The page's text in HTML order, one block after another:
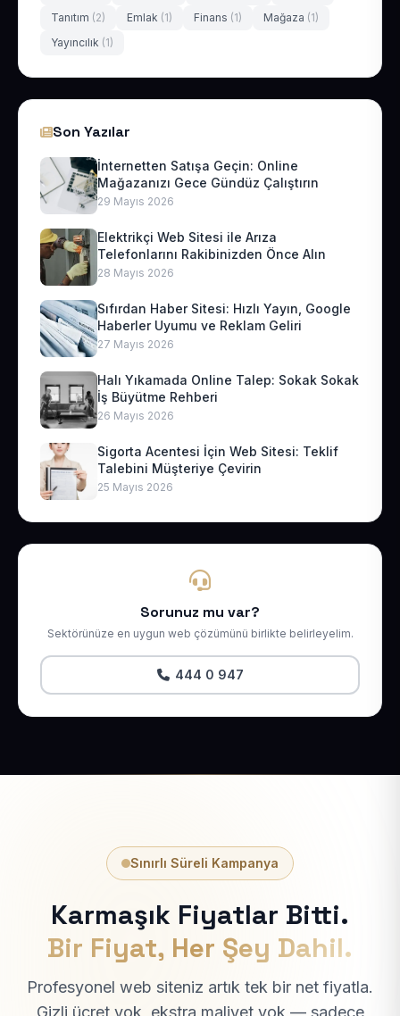
Tanıtım (2) Emlak (1) Finans (1) Mağaza (1)
Yayıncılık (1)
Son Yazılar
İnternetten Satışa Geçin: Online
Mağazanızı Gece Gündüz Çalıştırın
29 Mayıs 2026
Elektrikçi Web Sitesi ile Arıza
Telefonlarını Rakibinizden Önce Alın
28 Mayıs 2026
Sıfırdan Haber Sitesi: Hızlı Yayın, Google
Haberler Uyumu ve Reklam Geliri
27 Mayıs 2026
Halı Yıkamada Online Talep: Sokak Sokak
İş Büyütme Rehberi
26 Mayıs 2026
Sigorta Acentesi İçin Web Sitesi: Teklif
Talebini Müşteriye Çevirin
25 Mayıs 2026
Sorunuz mu var?
Sektörünüze en uygun web çözümünü birlikte belirleyelim.
444 0 947
Sınırlı Süreli Kampanya
Karmaşık Fiyatlar Bitti.
Bir Fiyat, Her Şey Dahil.
Profesyonel web siteniz artık tek bir net fiyatla.
Gizli ücret yok, ekstra maliyet yok — sadece